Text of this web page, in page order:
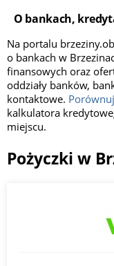
O bankach,
Na portalu
o bankach w
finansowych oraz
oddziały banków,
kontaktowe.
kalkulatora
miejscu.
Pożyczki w